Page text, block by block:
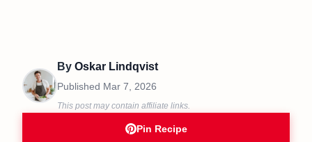
By Oskar Lindqvist
Published Mar 7, 2026
This post may contain affiliate links.
Pin Recipe